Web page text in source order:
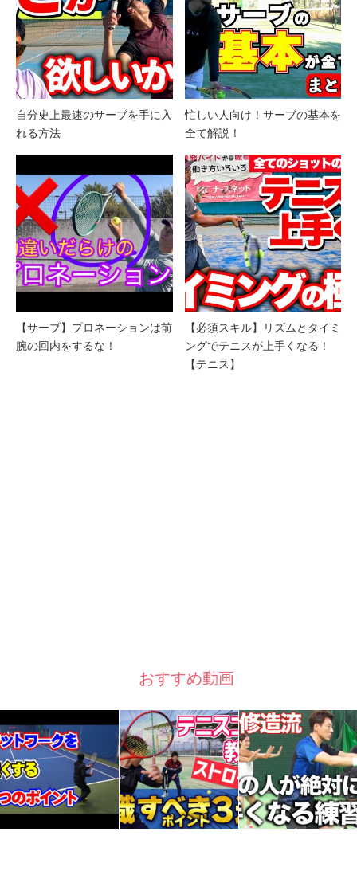
自分史上最速のサーブを手に入
れる方法
忙しい人向け！サーブの基本を
全て解説！
【サーブ】プロネーションは前
腕の回内をするな！
【必須スキル】リズムとタイミ
ングでテニスが上手くなる！
【テニス】
おすすめ動画